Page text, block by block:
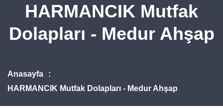
HARMANCIK Mutfak
Dolapları - Medur Ahşap
Anasayfa
HARMANCIK Mutfak Dolapları - Medur Ahşap